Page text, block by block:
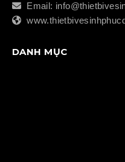
Email:
DANH MỤC